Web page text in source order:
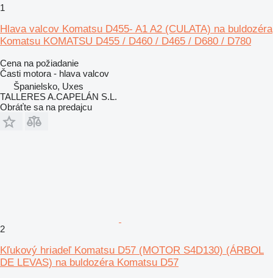
1
Hlava valcov Komatsu D455- A1 A2 (CULATA) na buldozéra
Komatsu KOMATSU D455 / D460 / D465 / D680 / D780
Cena na požiadanie
Časti motora - hlava valcov
Španielsko, Uxes
TALLERES A.CAPELÁN S.L.
Obráťte sa na predajcu
2
Kľukový hriadeľ Komatsu D57 (MOTOR S4D130) (ÁRBOL
DE LEVAS) na buldozéra Komatsu D57